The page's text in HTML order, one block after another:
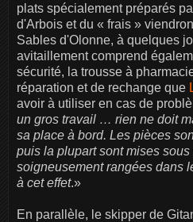
plats spécialement préparés
d'Arbois et du « frais »
Sables d'Olonne, à quelques
avitaillement comprend
sécurité, la trousse à
réparation et de rechange que
avoir à utiliser en cas de
un gros travail … rien ne doit
sa place à bord. Les pièces
puis la plupart sont mises
soigneusement rangées dans
à cet effet.»
En parallèle, le skipper de